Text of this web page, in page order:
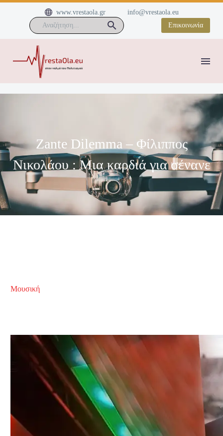

 www.vrestaola.gr
info@vrestaola.eu
Επικοινωνία
Zante Dilemma – Φίλιππος
Νικολάου : Μια καρδιά για σένανε
Μουσική